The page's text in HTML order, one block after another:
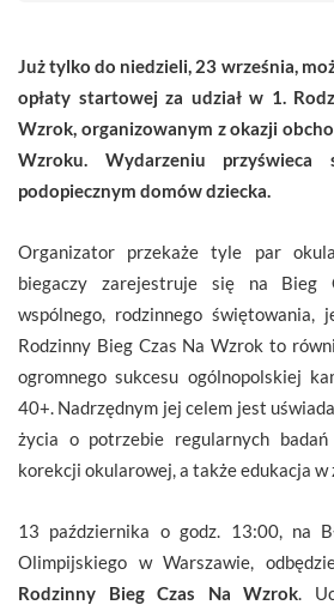
Już tylko do niedzieli, 23 września,
opłaty startowej za udział w 1.
Wzrok, organizowanym z okazji
Wzroku. Wydarzeniu przyświeca
podopiecznym domów dziecka.
Organizator przekaże tyle par
biegaczy zarejestruje się na Bieg
wspólnego, rodzinnego świętowania,
Rodzinny Bieg Czas Na Wzrok to
ogromnego sukcesu ogólnopolskiej
40+. Nadrzędnym jej celem jest
życia o potrzebie regularnych
korekcji okularowej, a także edukacja w
13 października o godz. 13:00, na
Olimpijskiego w Warszawie,
Rodzinny Bieg Czas Na Wzrok .